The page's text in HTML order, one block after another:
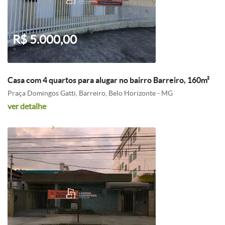
R$ 5.000,00
Casa com 4 quartos para alugar no bairro Barreiro, 160m²
Praça Domingos Gatti, Barreiro, Belo Horizonte - MG
ver detalhe